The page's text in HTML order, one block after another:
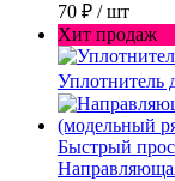
70 ₽ / шт
Хит продаж
Уплотнитель
Быстрый